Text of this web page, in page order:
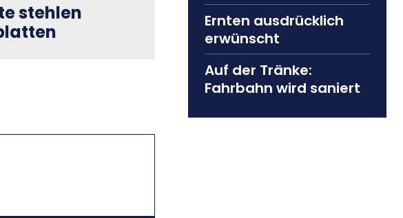
stehlen
Ernten ausdrücklich
erwünscht
Auf der Tränke:
Fahrbahn wird saniert